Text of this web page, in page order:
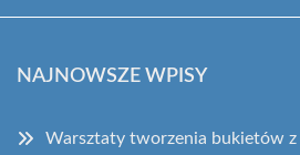
NAJNOWSZE WPISY
Warsztaty tworzenia bukietów z